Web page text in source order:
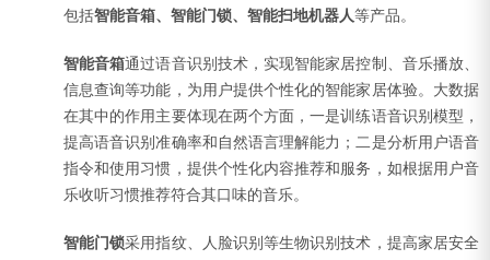
包括智能音箱、智能门锁、智能扫地机器人等产品。
智能音箱通过语音识别技术，实现智能家居控制、音乐播放、
信息查询等功能，为用户提供个性化的智能家居体验。大数据
在其中的作用主要体现在两个方面，一是训练语音识别模型，
提高语音识别准确率和自然语言理解能力；二是分析用户语音
指令和使用习惯，提供个性化内容推荐和服务，如根据用户音
乐收听习惯推荐符合其口味的音乐。
智能门锁采用指纹、人脸识别等生物识别技术，提高家居安全